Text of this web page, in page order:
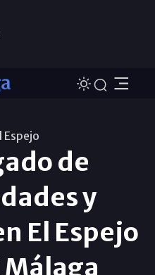
Espejo
de
y
El Espejo
Málaga